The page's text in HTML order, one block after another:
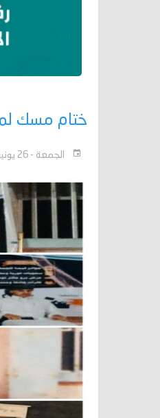
ختام مسك
الجمعة - 26 يونيو 2026 - 11:57 م بتوقيت عدن